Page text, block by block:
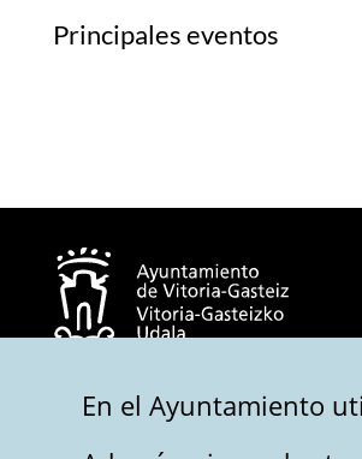
Principales eventos
© Ayuntamiento de
En el Ayuntamiento